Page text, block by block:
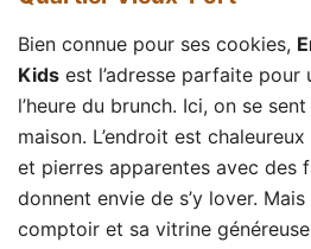
Bien connue pour ses cookies,
Kids est l’adresse parfaite pour
l’heure du brunch. Ici, on se sent
maison. L’endroit est
et pierres apparentes avec des
donnent envie de s’y lover.
comptoir et sa vitrine